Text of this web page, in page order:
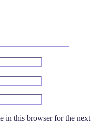
in this browser for the next